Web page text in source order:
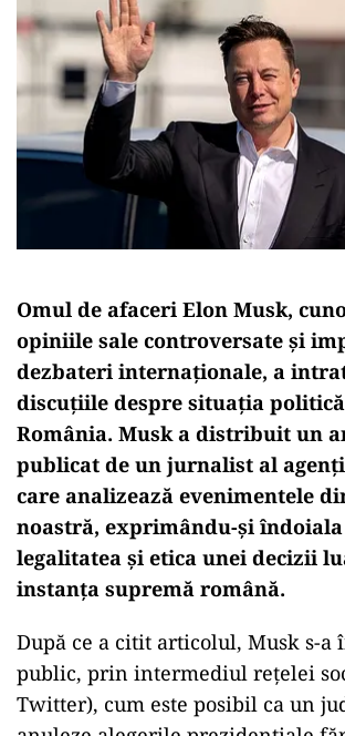
Omul de afaceri Elon Musk,
opiniile sale controversate și
dezbateri internaționale, a
discuțiile despre situația
România. Musk a distribuit un
publicat de un jurnalist al
care analizează evenimentele
noastră, exprimându-și
legalitatea și etica unei decizii
instanța supremă română.
După ce a citit articolul, Musk s-a
public, prin intermediul rețelei
Twitter), cum este posibil ca un